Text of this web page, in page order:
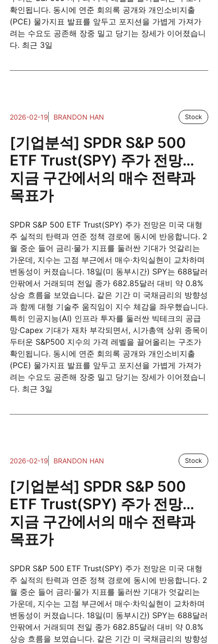
확인됩니다. 동시에 연준 회의록 공개와 개인소비지출
(PCE) 물가지표 발표를 앞두고 포지션을 가볍게 가져가
려는 수요도 공존해 장중 밀고 당기는 장세가 이어졌습니
다. 최근 3일
2026-02-19 BRANDON HAN Stock
[기업분석] SPDR S&P 500
ETF Trust(SPY) 주가 전망…
지금 구간에서의 매수 전략과
목표가
SPDR S&P 500 ETF Trust(SPY) 주가 전망은 미국 대형
주 실적의 탄력과 연준 정책 경로에 동시에 반응합니다. 2
월 중순 들어 금리·물가 지표를 둘러싼 기대가 엇갈리는
가운데, 지수는 고점 부근에서 매수·차익실현이 교차하며
변동성이 커졌습니다. 18일(미 동부시간) SPY는 688달러
안팎에서 거래되며 전일 종가 682.85달러 대비 약 0.8%
상승 흐름을 보였습니다. 같은 기간 미 국채금리의 방향성
과 함께 대형 기술주 움직임이 지수 체감을 좌우했습니다.
특히 인공지능(AI) 인프라 투자를 둘러싼 빅테크의 공급
망·Capex 기대가 재차 부각되면서, 시가총액 상위 종목이
두터운 S&P500 지수의 가격 레벨을 끌어올리는 구조가
확인됩니다. 동시에 연준 회의록 공개와 개인소비지출
(PCE) 물가지표 발표를 앞두고 포지션을 가볍게 가져가
려는 수요도 공존해 장중 밀고 당기는 장세가 이어졌습니
다. 최근 3일
2026-02-19 BRANDON HAN Stock
[기업분석] SPDR S&P 500
ETF Trust(SPY) 주가 전망…
지금 구간에서의 매수 전략과
목표가
SPDR S&P 500 ETF Trust(SPY) 주가 전망은 미국 대형
주 실적의 탄력과 연준 정책 경로에 동시에 반응합니다. 2
월 중순 들어 금리·물가 지표를 둘러싼 기대가 엇갈리는
가운데, 지수는 고점 부근에서 매수·차익실현이 교차하며
변동성이 커졌습니다. 18일(미 동부시간) SPY는 688달러
안팎에서 거래되며 전일 종가 682.85달러 대비 약 0.8%
상승 흐름을 보였습니다. 같은 기간 미 국채금리의 방향성